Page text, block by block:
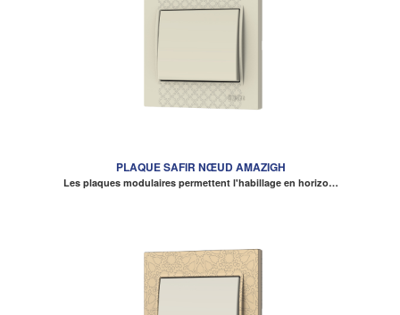
PLAQUE SAFIR NŒUD AMAZIGH
Les plaques modulaires permettent l'habillage en horizo…